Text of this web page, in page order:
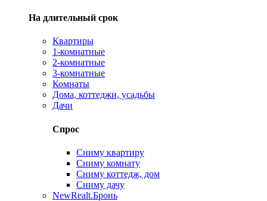
На длительный срок
Квартиры
1-комнатные
2-комнатные
3-комнатные
Комнаты
Дома, коттеджи, усадьбы
Дачи
Спрос
Сниму квартиру
Сниму комнату
Сниму коттедж, дом
Сниму дачу
NewRealt.Бронь